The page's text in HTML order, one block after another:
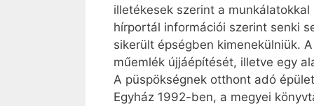
illetékesek szerint a
hírportál információi szerint senki
sikerült épségben kimenekülniük.
műemlék újjáépítését, illetve egy
A püspökségnek otthont adó
Egyház 1992-ben, a megyei